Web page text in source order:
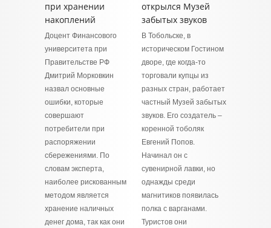
при хранении
накоплений
Доцент Финансового
университета при
Правительстве РФ
Дмитрий Морковкин
назвал основные
ошибки, которые
совершают
потребители при
распоряжении
сбережениями. По
словам эксперта,
наиболее рискованным
методом является
хранение наличных
денег дома, так как они
открылся Музей
забытых звуков
В Тобольске, в
историческом Гостином
дворе, где когда-то
торговали купцы из
разных стран, работает
частный Музей забытых
звуков. Его создатель –
коренной тоболяк
Евгений Попов.
Начинал он с
сувенирной лавки, но
однажды среди
магнитиков появилась
полка с варганами.
Туристов они